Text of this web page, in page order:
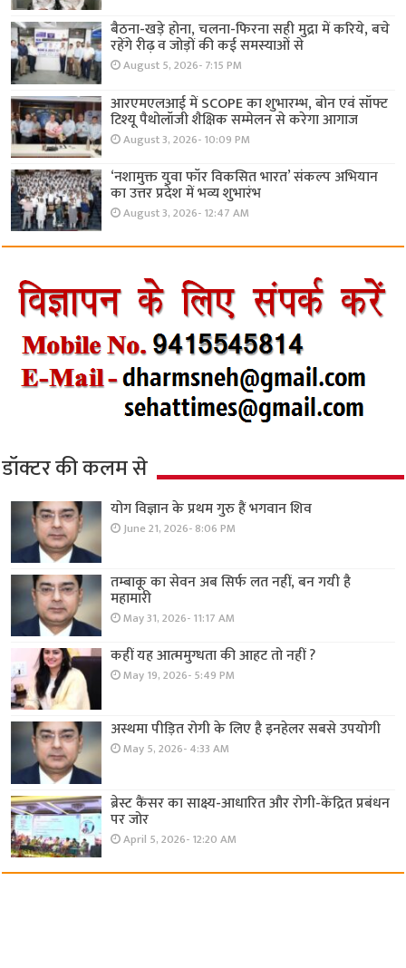
बैठना-खड़े होना, चलना-फिरना सही मुद्रा में करिये, बचे
रहेंगे रीढ़ व जोड़ों की कई समस्याओं से
August 5, 2026- 7:15 PM
आरएमएलआई में SCOPE का शुभारम्भ, बोन एवं सॉफ्ट
टिश्यू पैथोलॉजी शैक्षिक सम्मेलन से करेगा आगाज
August 3, 2026- 10:09 PM
‘नशामुक्त युवा फॉर विकसित भारत’ संकल्प अभियान
का उत्तर प्रदेश में भव्य शुभारंभ
August 3, 2026- 12:47 AM
डॉक्टर की कलम से
योग विज्ञान के प्रथम गुरु हैं भगवान शिव
June 21, 2026- 8:06 PM
तम्बाकू का सेवन अब सिर्फ लत नहीं, बन गयी है
महामारी
May 31, 2026- 11:17 AM
कहीं यह आत्ममुग्धता की आहट तो नहीं ?
May 19, 2026- 5:49 PM
अस्थमा पीड़ित रोगी के लिए है इनहेलर सबसे उपयोगी
May 5, 2026- 4:33 AM
ब्रेस्ट कैंसर का साक्ष्य-आधारित और रोगी-केंद्रित प्रबंधन
पर जोर
April 5, 2026- 12:20 AM